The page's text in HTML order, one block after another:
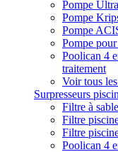
Pompe
Pompe
Pompe
Pompe
Poolican 4
traitement
Voir tous
Surpresseurs
Filtre à
Filtre
Filtre
Poolican 4